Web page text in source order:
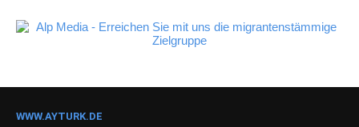
WWW.AYTURK.DE